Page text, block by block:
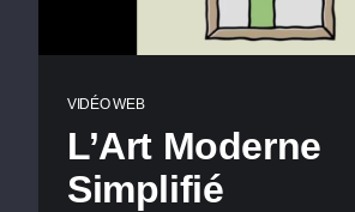
VIDÉO WEB
L’Art Moderne
Simplifié